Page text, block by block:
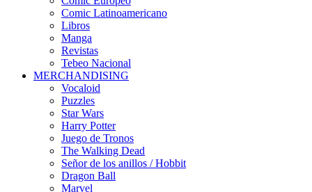
Comic Latinoamericano
Libros
Manga
Revistas
Tebeo Nacional
MERCHANDISING
Vocaloid
Puzzles
Star Wars
Harry Potter
Juego de Tronos
The Walking Dead
Señor de los anillos / Hobbit
Dragon Ball
Marvel